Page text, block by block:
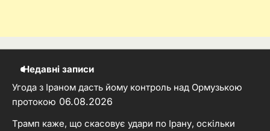
Недавні записи
Угода з Іраном дасть йому контроль над Ормузькою
протокою 06.08.2026
Трамп каже, що скасовує удари по Ірану, оскільки